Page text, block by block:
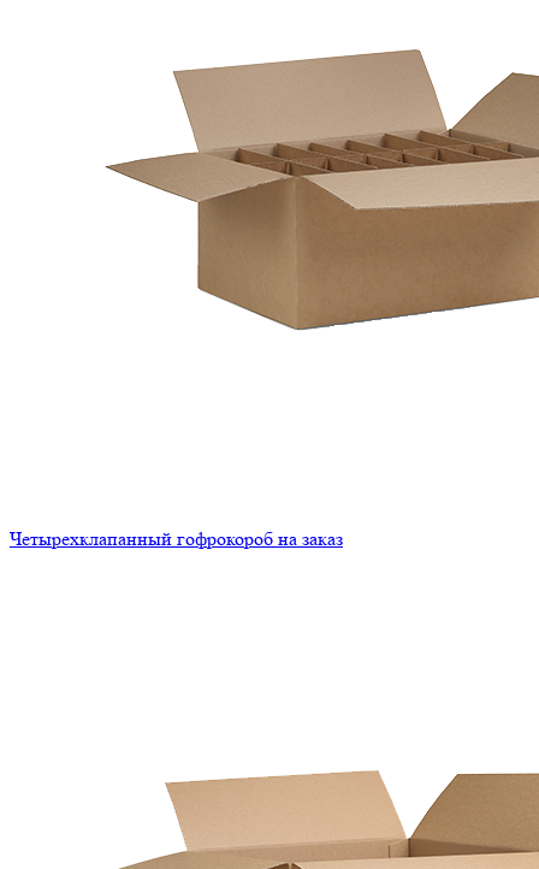
Четырехклапанный гофрокороб на заказ